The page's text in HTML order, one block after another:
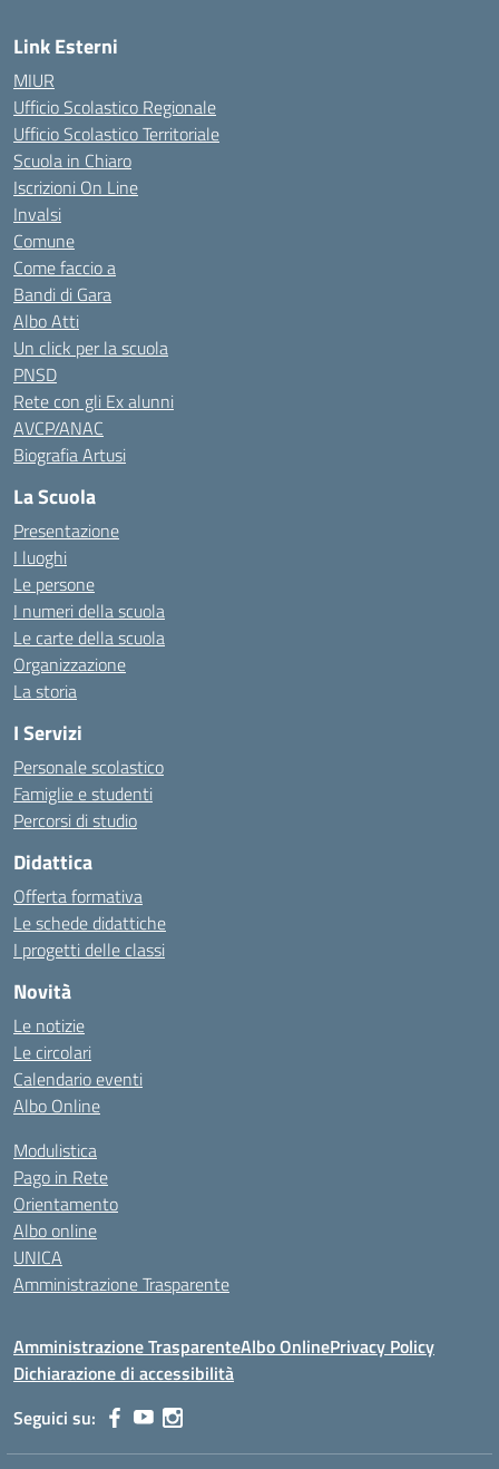
Link Esterni
MIUR
Ufficio Scolastico Regionale
Ufficio Scolastico Territoriale
Scuola in Chiaro
Iscrizioni On Line
Invalsi
Comune
Come faccio a
Bandi di Gara
Albo Atti
Un click per la scuola
PNSD
Rete con gli Ex alunni
AVCP/ANAC
Biografia Artusi
La Scuola
Presentazione
I luoghi
Le persone
I numeri della scuola
Le carte della scuola
Organizzazione
La storia
I Servizi
Personale scolastico
Famiglie e studenti
Percorsi di studio
Didattica
Offerta formativa
Le schede didattiche
I progetti delle classi
Novità
Le notizie
Le circolari
Calendario eventi
Albo Online
Modulistica
Pago in Rete
Orientamento
Albo online
UNICA
Amministrazione Trasparente
Amministrazione TrasparenteAlbo OnlinePrivacy Policy
Dichiarazione di accessibilità
Seguici su: